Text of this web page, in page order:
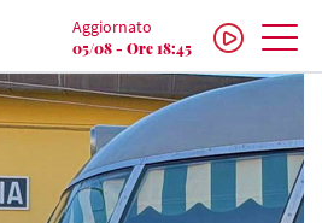
Aggiornato
05/08 - Ore 18:45